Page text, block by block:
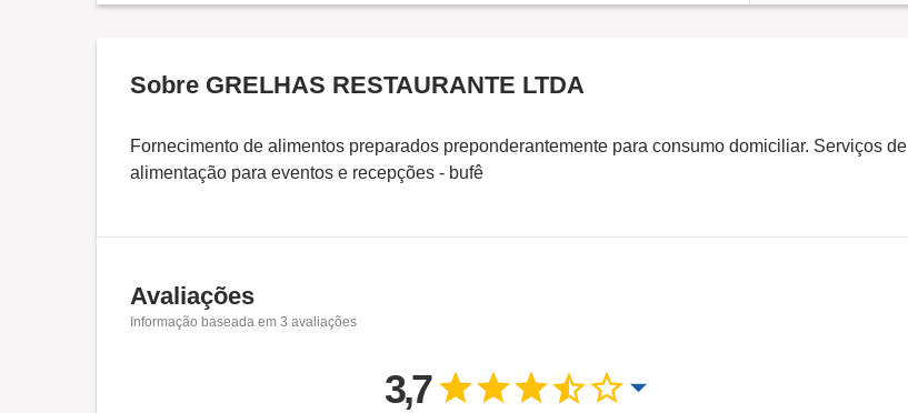
Sobre GRELHAS RESTAURANTE LTDA
Fornecimento de alimentos preparados preponderantemente para consumo domiciliar. Serviços de
alimentação para eventos e recepções - bufê
Avaliações
Informação baseada em 3 avaliações
3,7